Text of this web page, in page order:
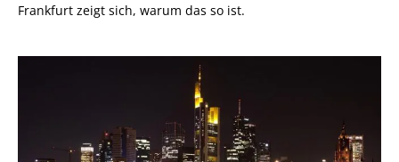
Frankfurt zeigt sich, warum das so ist.